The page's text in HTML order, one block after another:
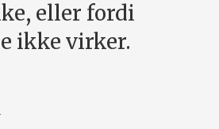
eller fordi
ikke virker.